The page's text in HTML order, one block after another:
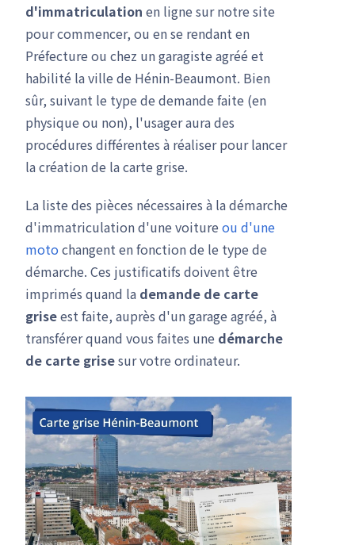
d'immatriculation en ligne sur notre site
pour commencer, ou en se rendant en
Préfecture ou chez un garagiste agréé et
habilité la ville de Hénin-Beaumont. Bien
sûr, suivant le type de demande faite (en
physique ou non), l'usager aura des
procédures différentes à réaliser pour lancer
la création de la carte grise.
La liste des pièces nécessaires à la démarche
d'immatriculation d'une voiture ou d'une
motochangent en fonction de le type de
démarche. Ces justificatifs doivent être
imprimés quand la demande de carte
griseest faite, auprès d'un garage agréé, à
transférer quand vous faites une démarche
de carte grisesur votre ordinateur.